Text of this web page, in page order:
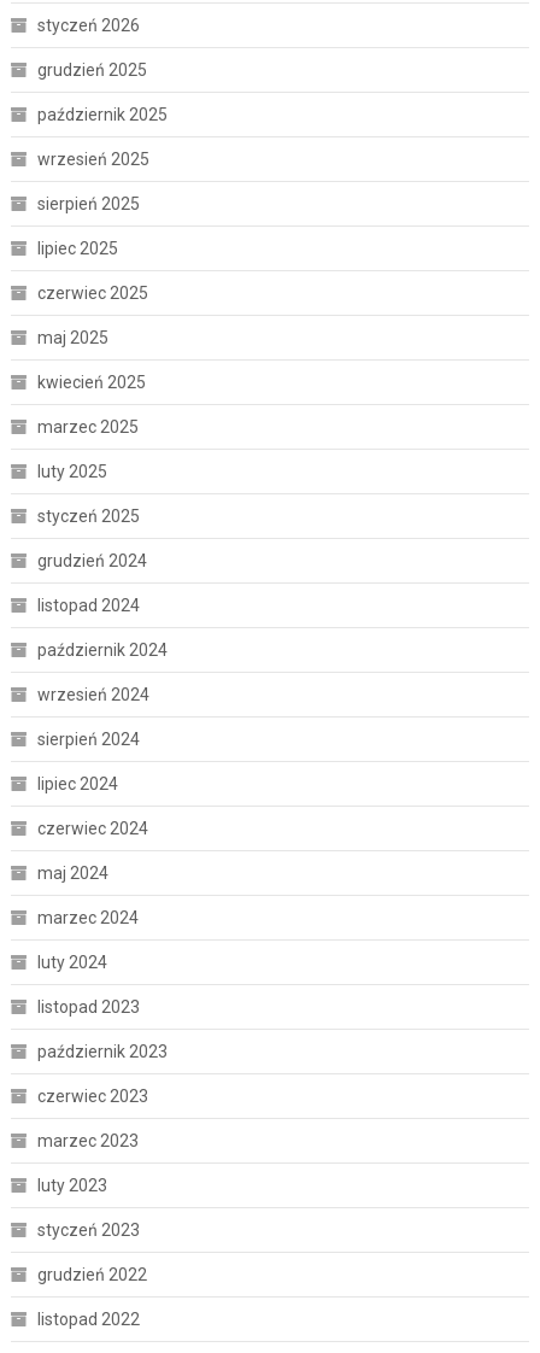
styczeń 2026
grudzień 2025
październik 2025
wrzesień 2025
sierpień 2025
lipiec 2025
czerwiec 2025
maj 2025
kwiecień 2025
marzec 2025
luty 2025
styczeń 2025
grudzień 2024
listopad 2024
październik 2024
wrzesień 2024
sierpień 2024
lipiec 2024
czerwiec 2024
maj 2024
marzec 2024
luty 2024
listopad 2023
październik 2023
czerwiec 2023
marzec 2023
luty 2023
styczeń 2023
grudzień 2022
listopad 2022